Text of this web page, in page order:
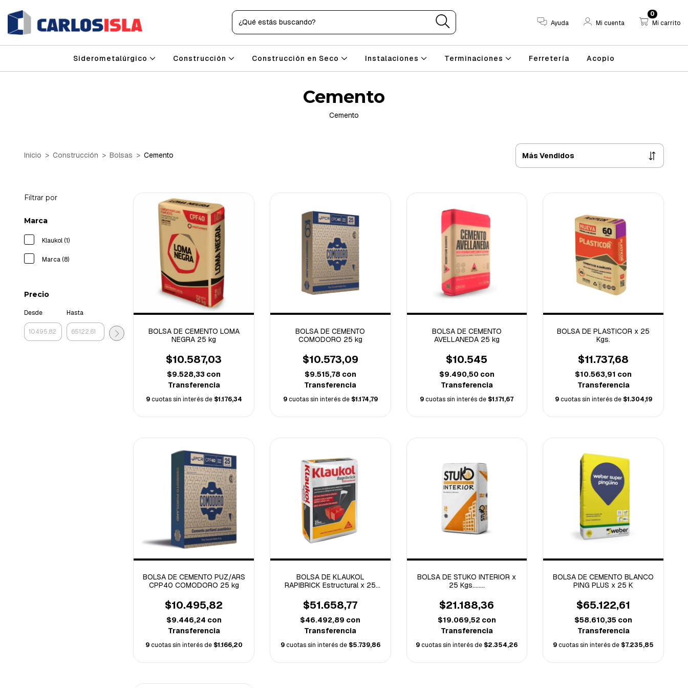
Ayuda Mi cuenta Mi carrito
0
Siderometalúrgico Construcción Construcción en Seco Instalaciones Terminaciones Ferretería Acopio
Cemento
Cemento
Inicio > Construcción > Bolsas > Cemento
Filtrar por
Marca
Klaukol (1)
Marca (8)
Precio
Desde Hasta
BOLSA DE CEMENTO LOMA
NEGRA 25 kg
$10.587,03
$9.528,33 con
Transferencia
9 cuotas sin interés de $1.176,34
BOLSA DE CEMENTO
COMODORO 25 kg
$10.573,09
$9.515,78 con
Transferencia
9cuotas sin interés de $1.174,79
BOLSA DE CEMENTO
AVELLANEDA 25 kg
$10.545
$9.490,50 con
Transferencia
9 cuotas sin interés de $1.171,67
BOLSA DE PLASTICOR x 25
Kgs.
$11.737,68
$10.563,91 con
Transferencia
9 cuotas sin interés de $1.304,19
BOLSA DE CEMENTO PUZ/ARS
CPP40 COMODORO 25 kg
$10.495,82
$9.446,24 con
Transferencia
9 cuotas sin interés de $1.166,20
BOLSA DE KLAUKOL
RAPIBRICK Estructural x 25
$51.658,77
$46.492,89 con
Transferencia
9cuotas sin interés de $5.739,86
BOLSA DE STUKO INTERIOR x
25 Kgs........
$21.188,36
$19.069,52 con
Transferencia
9 cuotas sin interés de $2.354,26
BOLSA DE CEMENTO BLANCO
PING PLUS x 25 K
$65.122,61
$58.610,35 con
Transferencia
9cuotas sin interés de $7.235,85